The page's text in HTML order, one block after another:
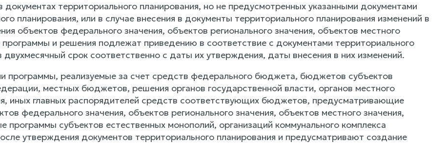
территориального планирования, но не предусмотренных указанными документами
планирования, или в случае внесения в документы территориального планирования изменений в
объектов федерального значения, объектов регионального значения, объектов местного
программы и решения подлежат приведению в соответствие с документами территориального
двухмесячный срок соответственно с даты их утверждения, даты внесения в них изменений.
программы, реализуемые за счет средств федерального бюджета, бюджетов субъектов
местных бюджетов, решения органов государственной власти, органов местного
иных главных распорядителей средств соответствующих бюджетов, предусматривающие
федерального значения, объектов регионального значения, объектов местного значения,
программы субъектов естественных монополий, организаций коммунального комплекса
утверждения документов территориального планирования и предусматривают создание